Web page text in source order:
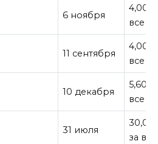
6 ноября
все
11 сентября
все
10 декабря
все
31 июля
за все